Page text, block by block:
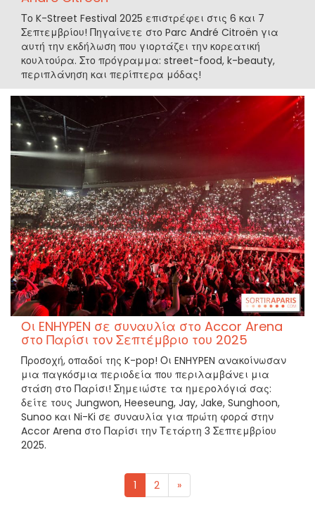
Το K-Street Festival 2025 επιστρέφει στις 6 και 7
Σεπτεμβρίου! Πηγαίνετε στο Parc André Citroën για
αυτή την εκδήλωση που γιορτάζει την κορεατική
κουλτούρα. Στο πρόγραμμα: street-food, k-beauty,
περιπλάνηση και περίπτερα μόδας!
Οι ENHYPEN σε συναυλία στο Accor Arena
στο Παρίσι τον Σεπτέμβριο του 2025
Προσοχή, οπαδοί της K-pop! Οι ENHYPEN ανακοίνωσαν
μια παγκόσμια περιοδεία που περιλαμβάνει μια
στάση στο Παρίσι! Σημειώστε τα ημερολόγιά σας:
δείτε τους Jungwon, Heeseung, Jay, Jake, Sunghoon,
Sunoo και Ni-Ki σε συναυλία για πρώτη φορά στην
Accor Arena στο Παρίσι την Τετάρτη 3 Σεπτεμβρίου
2025.
1 2 »